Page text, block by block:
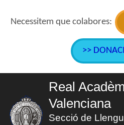
Necessitem que colabores:
>>
Real
Valenciana
Secció de